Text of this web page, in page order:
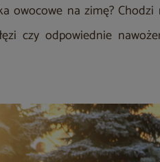
owocowe na zimę?
czy odpowiednie